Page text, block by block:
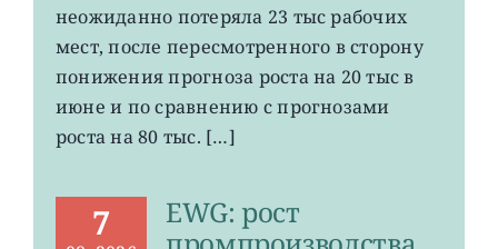
рабочих
мест
США
неожиданно
неожиданно потеряла 23 тыс рабочих
мест, после пересмотренного в сторону
понижения прогноза роста на 20 тыс в
июне и по сравнению с прогнозами
роста на 80 тыс. […]
7
EWG: рост